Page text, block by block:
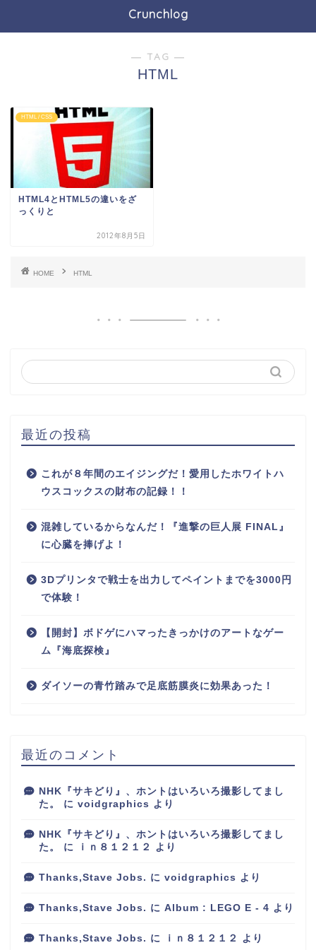
Crunchlog
― TAG ―
HTML
HTML / CSS
HTML4とHTML5の違いをざ
っくりと
2012年8月5日
HOME HTML
最近の投稿
これが８年間のエイジングだ！愛用したホワイトハ
ウスコックスの財布の記録！！
混雑しているからなんだ！『進撃の巨人展 FINAL』
に心臓を捧げよ！
3Dプリンタで戦士を出力してペイントまでを3000円
で体験！
【開封】ボドゲにハマったきっかけのアートなゲー
ム『海底探検』
ダイソーの青竹踏みで足底筋膜炎に効果あった！
最近のコメント
NHK『サキどり』、ホントはいろいろ撮影してまし
た。
に voidgraphics より
NHK『サキどり』、ホントはいろいろ撮影してまし
た。
に ｉｎ８１２１２ より
Thanks,Stave Jobs. に voidgraphics より
Thanks,Stave Jobs. に Album : LEGO E - 4 より
Thanks,Stave Jobs. に ｉｎ８１２１２ より